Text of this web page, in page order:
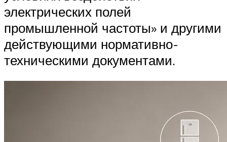
электрических полей
промышленной частоты» и другими
действующими нормативно-
техническими документами.